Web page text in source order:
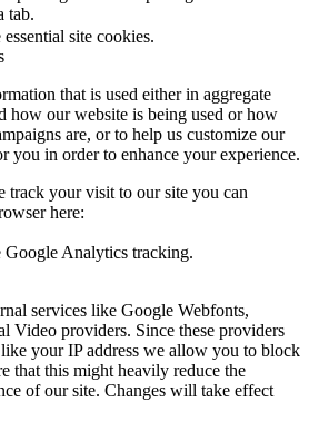
tab.
site cookies.
that is used either in aggregate
how our website is being used or how
are, or to help us customize our
you in order to enhance your experience.
track your visit to our site you can
here:
Google Analytics tracking.
services like Google Webfonts,
Video providers. Since these providers
your IP address we allow you to block
that this might heavily reduce the
of our site. Changes will take effect